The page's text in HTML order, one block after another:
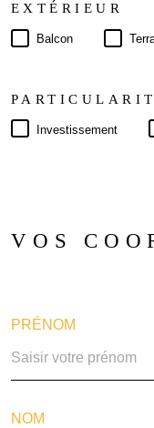
EXTÉRIEUR
Balcon
Investissement
VOS
PRÉNOM
NOM